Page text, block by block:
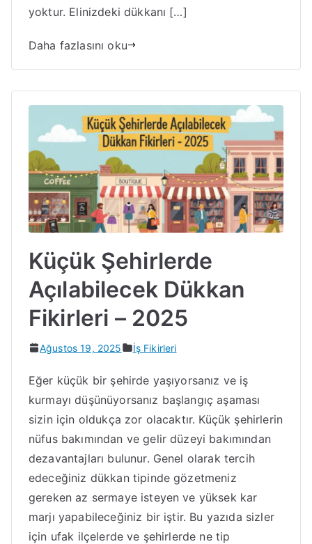
yoktur. Elinizdeki dükkanı […]
Daha fazlasını oku
Küçük Şehirlerde
Açılabilecek Dükkan
Fikirleri – 2025
Ağustos 19, 2025 İş Fikirleri
Eğer küçük bir şehirde yaşıyorsanız ve iş
kurmayı düşünüyorsanız başlangıç aşaması
sizin için oldukça zor olacaktır. Küçük şehirlerin
nüfus bakımından ve gelir düzeyi bakımından
dezavantajları bulunur. Genel olarak tercih
edeceğiniz dükkan tipinde gözetmeniz
gereken az sermaye isteyen ve yüksek kar
marjı yapabileceğiniz bir iştir. Bu yazıda sizler
için ufak ilçelerde ve şehirlerde ne tip